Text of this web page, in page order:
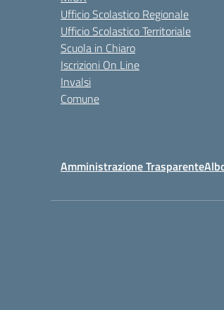
Ufficio Scolastico Regionale
Ufficio Scolastico Territoriale
Scuola in Chiaro
Iscrizioni On Line
Invalsi
Comune
Amministrazione Trasparente